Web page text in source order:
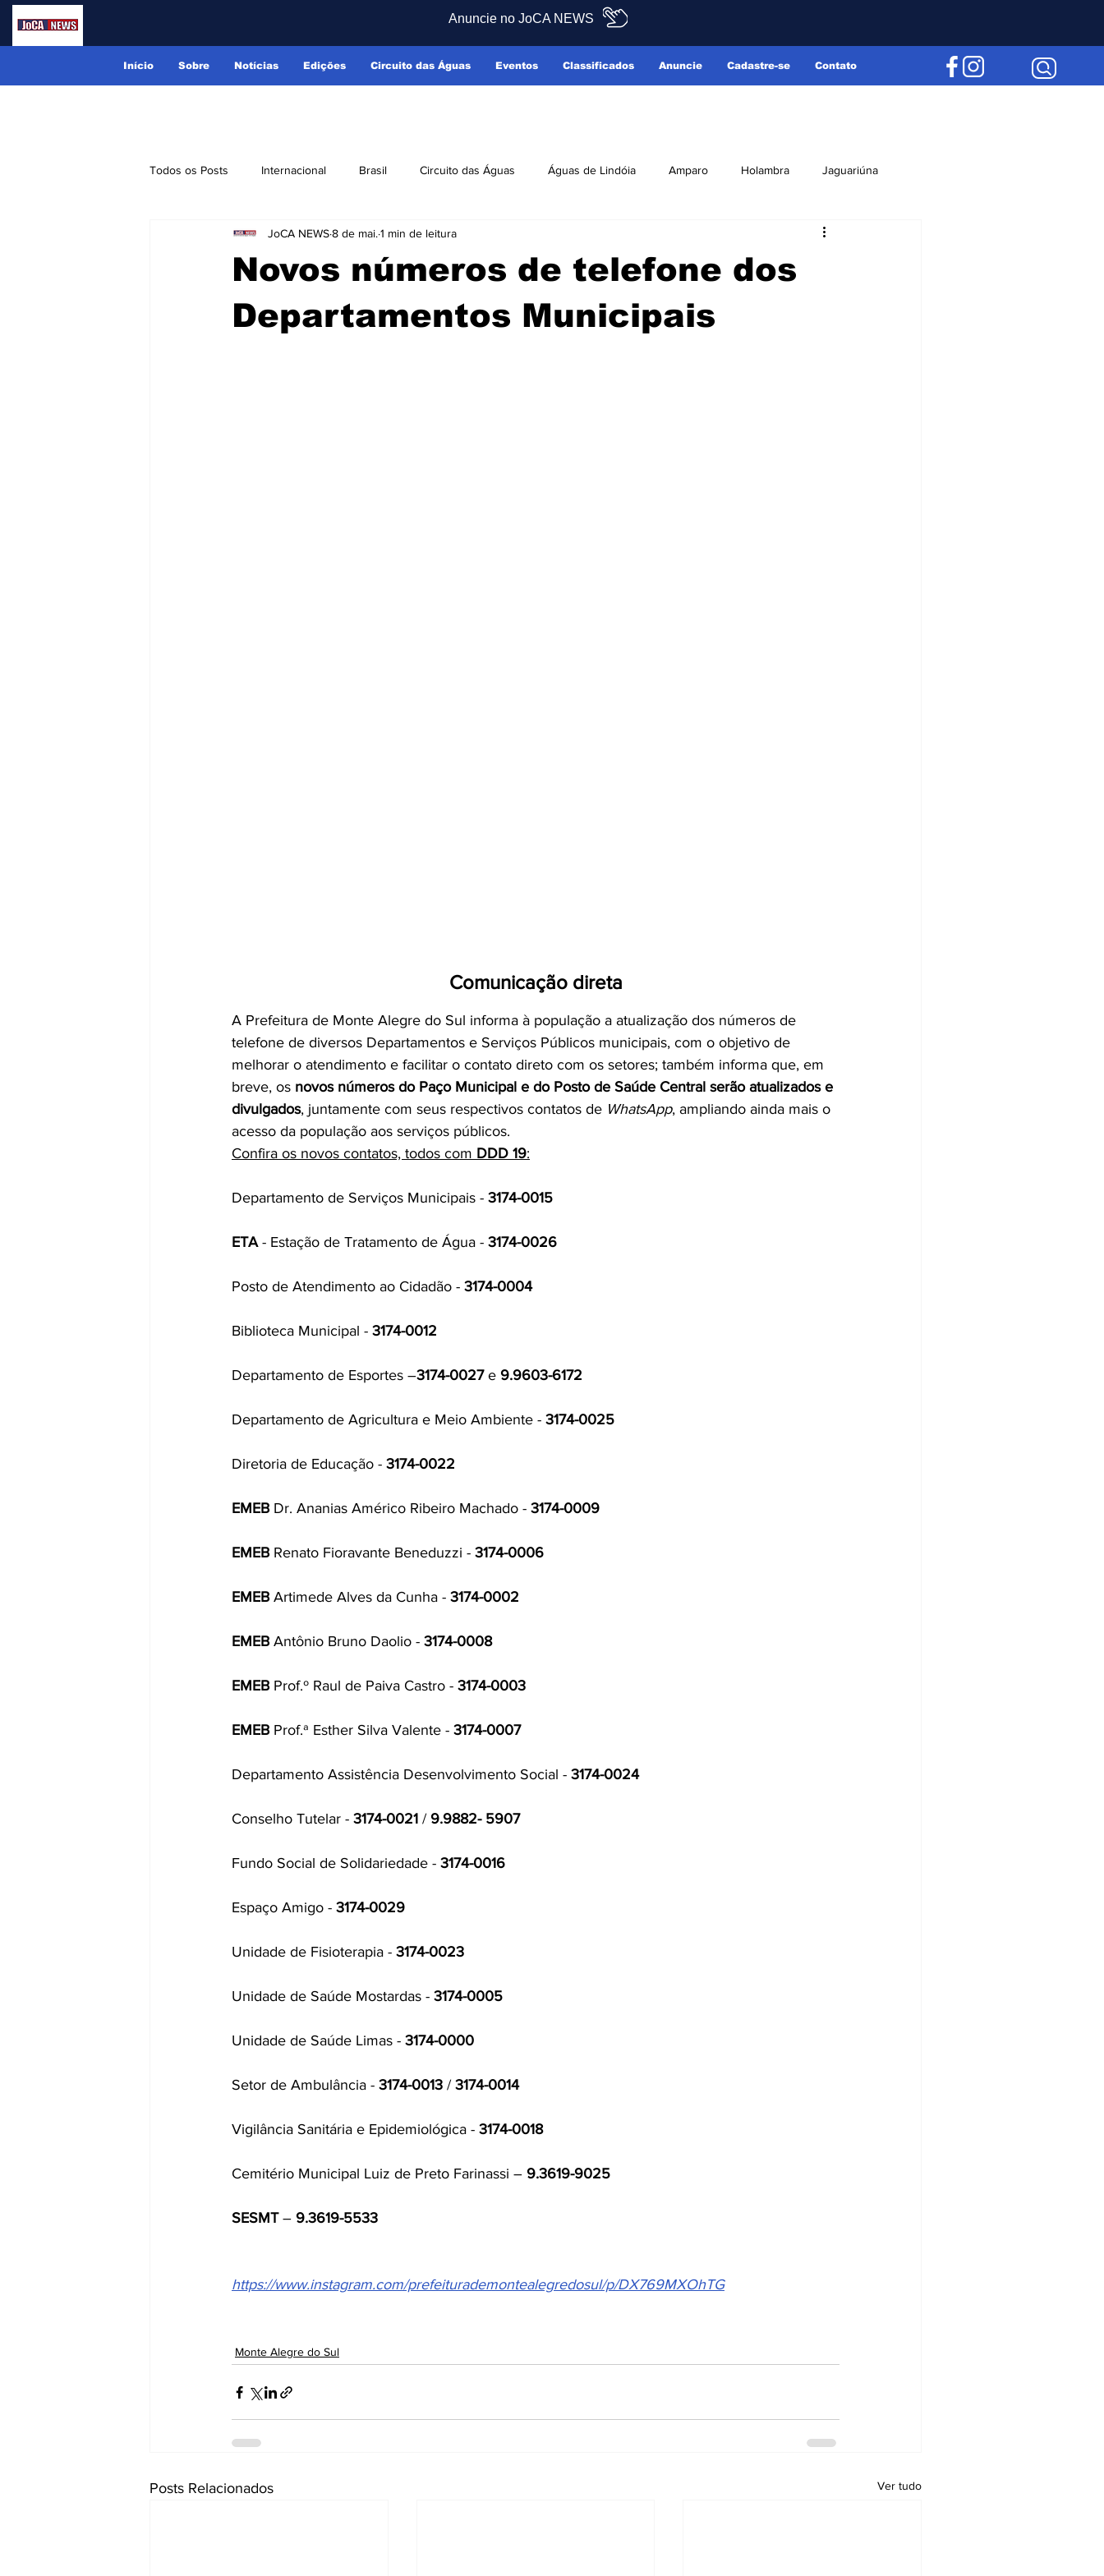
Início Sobre Notícias Edições Circuito das Águas Eventos Classificados Anuncie Cadastre-se Contato
Anuncie no JoCA NEWS
Todos os Posts Internacional Brasil Circuito das Águas Águas de Lindóia Amparo Holambra Jaguariúna
Monte Alegre do Sul Pedreira Editorial
Classificados Reclamo Sim
Novos números de telefone dos
Departamentos Municipais
JoCA NEWS8 de mai. 1 min de leitura
Comunicação direta
A Prefeitura de Monte Alegre do Sul informa à população a atualização dos números de
telefone de diversos Departamentos e Serviços Públicos municipais, com o objetivo de
melhorar o atendimento e facilitar o contato direto com os setores; também informa que, em
breve, os novos números do Paço Municipal e do Posto de Saúde Central serão atualizados e
divulgados, juntamente com seus respectivos contatos de WhatsApp, ampliando ainda mais o
acesso da população aos serviços públicos.
Confira os novos contatos, todos com DDD 19:
Departamento de Serviços Municipais - 3174-0015
ETA - Estação de Tratamento de Água - 3174-0026
Posto de Atendimento ao Cidadão - 3174-0004
Biblioteca Municipal - 3174-0012
Departamento de Esportes –3174-0027 e 9.9603-6172
Departamento de Agricultura e Meio Ambiente - 3174-0025
Diretoria de Educação - 3174-0022
EMEB Dr. Ananias Américo Ribeiro Machado - 3174-0009
EMEB Renato Fioravante Beneduzzi - 3174-0006
EMEB Artimede Alves da Cunha - 3174-0002
EMEB Antônio Bruno Daolio - 3174-0008
EMEB Prof.º Raul de Paiva Castro - 3174-0003
EMEB Prof.ª Esther Silva Valente - 3174-0007
Departamento Assistência Desenvolvimento Social - 3174-0024
Conselho Tutelar - 3174-0021 / 9.9882- 5907
Fundo Social de Solidariedade - 3174-0016
Espaço Amigo - 3174-0029
Unidade de Fisioterapia - 3174-0023
Unidade de Saúde Mostardas - 3174-0005
Unidade de Saúde Limas - 3174-0000
Setor de Ambulância - 3174-0013 / 3174-0014
Vigilância Sanitária e Epidemiológica - 3174-0018
Cemitério Municipal Luiz de Preto Farinassi – 9.3619-9025
SESMT – 9.3619-5533
https://www.instagram.com/prefeiturademontealegredosul/p/DX769MXOhTG
Monte Alegre do Sul
Posts Relacionados Ver tudo